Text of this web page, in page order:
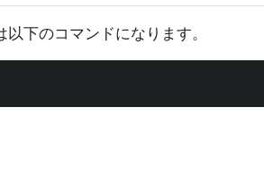
下のコマンドになります。